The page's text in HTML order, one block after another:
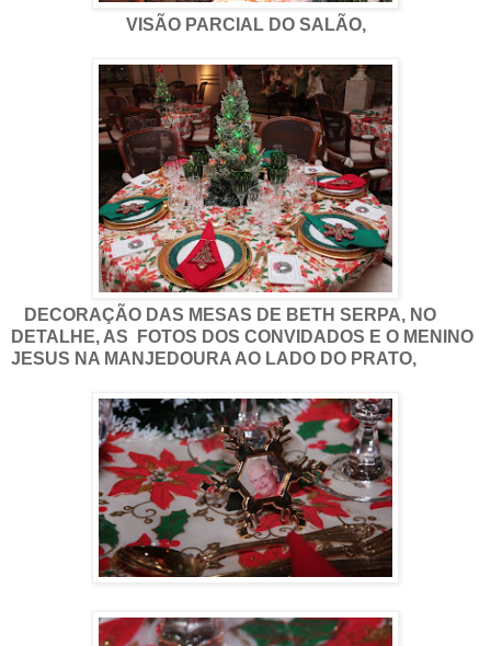
VISÃO PARCIAL DO SALÃO,
DECORAÇÃO DAS MESAS DE BETH SERPA, NO
DETALHE, AS FOTOS DOS CONVIDADOS E O MENINO
JESUS NA MANJEDOURA AO LADO DO PRATO,